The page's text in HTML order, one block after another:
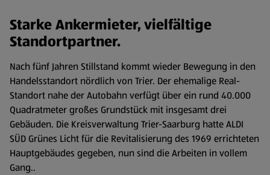
Starke Ankermieter, vielfältige
Standortpartner.
Nach fünf Jahren Stillstand kommt wieder Bewegung in den
Handelsstandort nördlich von Trier. Der ehemalige Real-
Standort nahe der Autobahn verfügt über ein rund 40.000
Quadratmeter großes Grundstück mit insgesamt drei
Gebäuden. Die Kreisverwaltung Trier-Saarburg hatte ALDI
SÜD Grünes Licht für die Revitalisierung des 1969 errichteten
Hauptgebäudes gegeben, nun sind die Arbeiten in vollem
Gang..